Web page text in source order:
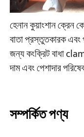
হেনান কুয়াংশান ক্রেন
বাতা প্রস্তুতকারক এবং
জন্য কংক্রিট বাধা
দাম এবং পেশাদার
সম্পর্কিত পণ্য